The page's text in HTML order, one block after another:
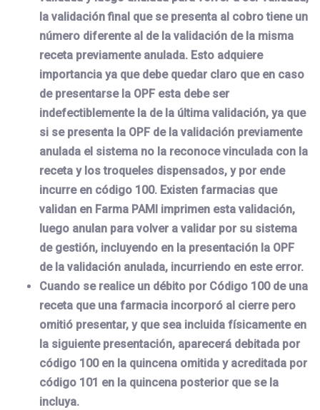
la validación final que se presenta al cobro tiene un
número diferente al de la validación de la misma
receta previamente anulada. Esto adquiere
importancia ya que debe quedar claro que en caso
de presentarse la OPF esta debe ser
indefectiblemente la de la última validación, ya que
si se presenta la OPF de la validación previamente
anulada el sistema no la reconoce vinculada con la
receta y los troqueles dispensados, y por ende
incurre en código 100. Existen farmacias que
validan en Farma PAMI imprimen esta validación,
luego anulan para volver a validar por su sistema
de gestión, incluyendo en la presentación la OPF
de la validación anulada, incurriendo en este error.
Cuando se realice un débito por Código 100 de una
receta que una farmacia incorporó al cierre pero
omitió presentar, y que sea incluida físicamente en
la siguiente presentación, aparecerá debitada por
código 100 en la quincena omitida y acreditada por
código 101 en la quincena posterior que se la
incluya.